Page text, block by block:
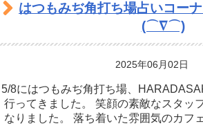
はつもみぢ角打ち場占いコー
(⌒∇⌒)
2025年06月02日
5/8にはつもみぢ角打ち場、
行ってきました。 笑顔の素敵なスタッ
なりました。 落ち着いた雰囲気のカフ